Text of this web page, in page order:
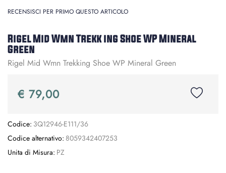
RECENSISCI PER PRIMO QUESTO ARTICOLO
Rigel Mid Wmn Trekk ing Shoe WP Mineral
Green
Rigel Mid Wmn Trekking Shoe WP Mineral Green
€ 79,00
Codice: 3Q12946-E111/36
Codice alternativo: 8059342407253
Unita di Misura: PZ